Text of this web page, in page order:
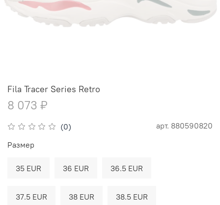
(0) арт. 880590820
Fila Tracer Series Retro
8 073 ₽
Размер
35 EUR 36 EUR 36.5 EUR
37.5 EUR 38 EUR 38.5 EUR